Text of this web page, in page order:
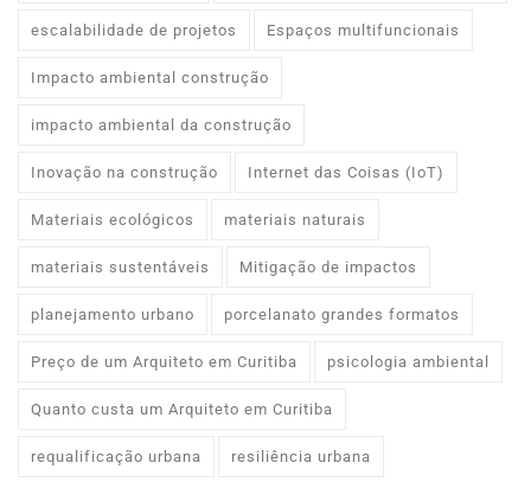
escalabilidade de projetos Espaços multifuncionais
Impacto ambiental construção
impacto ambiental da construção
Inovação na construção Internet das Coisas (IoT)
Materiais ecológicos materiais naturais
materiais sustentáveis Mitigação de impactos
planejamento urbano porcelanato grandes formatos
Preço de um Arquiteto em Curitiba psicologia ambiental
Quanto custa um Arquiteto em Curitiba
requalificação urbana resiliência urbana